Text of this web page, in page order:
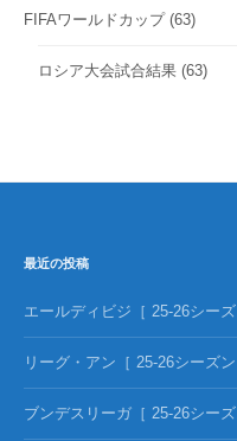
FIFAワールドカップ(63)
ロシア大会試合結果 (63)
最近の投稿
エールディビジ［ 25-26シー
リーグ・アン［ 25-26シーズ
ブンデスリーガ［ 25-26シー